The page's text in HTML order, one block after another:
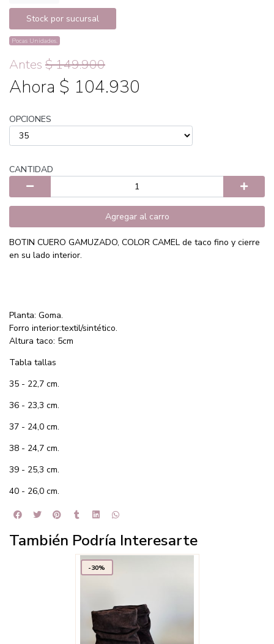
Stock por sucursal
Pocas Unidades.
Antes $ 149.900
Ahora $ 104.930
OPCIONES
CANTIDAD
Agregar al carro
BOTIN CUERO GAMUZADO, COLOR CAMEL de taco fino y cierre
en su lado interior.
Planta: Goma.
Forro interior:textil/sintético.
Altura taco: 5cm
Tabla tallas
35 - 22,7 cm.
36 - 23,3 cm.
37 - 24,0 cm.
38 - 24,7 cm.
39 - 25,3 cm.
40 - 26,0 cm.
También Podría Interesarte
-30%